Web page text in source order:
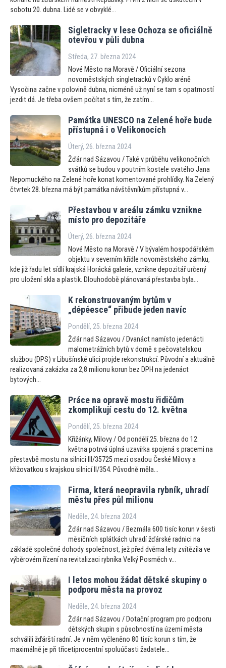
sobotu 20. dubna. Lidé se v obvyklé...
Sigletracky v lese Ochoza se oficiálně
otevřou v půli dubna
Středa, 27. března 2024
Nové Město na Moravě / Oficiální sezona
novoměstských singletracků v Cyklo aréně
Vysočina začne v polovině dubna, nicméně už nyní se tam s opatrností
jezdit dá. Je třeba ovšem počítat s tím, že zatím...
Památka UNESCO na Zelené hoře bude
přístupná i o Velikonocích
Úterý, 26. března 2024
Žďár nad Sázavou / Také v průběhu velikonočních
svátků se budou v poutním kostele svatého Jana
Nepomuckého na Zelené hoře konat komentované prohlídky. Na Zelený
čtvrtek 28. března má být památka návštěvníkům přístupná v...
Přestavbou v areálu zámku vznikne
místo pro depozitáře
Úterý, 26. března 2024
Nové Město na Moravě / V bývalém hospodářském
objektu v severním křídle novoměstského zámku,
kde již řadu let sídlí krajská Horácká galerie, vznikne depozitář určený
pro uložení skla a plastik. Dlouhodobě plánovaná přestavba byla...
K rekonstruovaným bytům v
„dépéesce“ přibude jeden navíc
Pondělí, 25. března 2024
Žďár nad Sázavou / Dvanáct namísto jedenácti
malometrážních bytů v domě s pečovatelskou
službou (DPS) v Libušínské ulici projde rekonstrukcí. Původní a aktuálně
realizovaná zakázka za 2,8 milionu korun bez DPH na jedenáct
bytových...
Práce na opravě mostu řidičům
zkomplikují cestu do 12. května
Pondělí, 25. března 2024
Křižánky, Milovy / Od pondělí 25. března do 12.
května potrvá úplná uzavírka spojená s pracemi na
přestavbě mostu na silnici III/35725 mezi osadou České Milovy a
křižovatkou s krajskou silnicí II/354. Původně měla...
Firma, která neopravila rybník, uhradí
městu přes půl milionu
Neděle, 24. března 2024
Žďár nad Sázavou / Bezmála 600 tisíc korun v šesti
měsíčních splátkách uhradí žďárské radnici na
základě společné dohody společnost, jež před dvěma lety zvítězila ve
výběrovém řízení na revitalizaci rybníka Velký Posměch v...
I letos mohou žádat dětské skupiny o
podporu města na provoz
Neděle, 24. března 2024
Žďár nad Sázavou / Dotační program pro podporu
dětských skupin s působností na území města
schválili žďárští radní. Je v něm vyčleněno 80 tisíc korun s tím, že
maximálně je při třicetiprocentní spoluúčasti žadatele...